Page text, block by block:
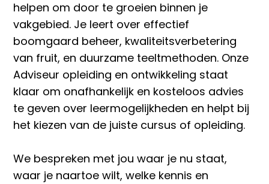
helpen om door te groeien binnen je
vakgebied. Je leert over effectief
boomgaard beheer, kwaliteitsverbetering
van fruit, en duurzame teeltmethoden. Onze
Adviseur opleiding en ontwikkeling staat
klaar om onafhankelijk en kosteloos advies
te geven over leermogelijkheden en helpt bij
het kiezen van de juiste cursus of opleiding.
We bespreken met jou waar je nu staat,
waar je naartoe wilt, welke kennis en